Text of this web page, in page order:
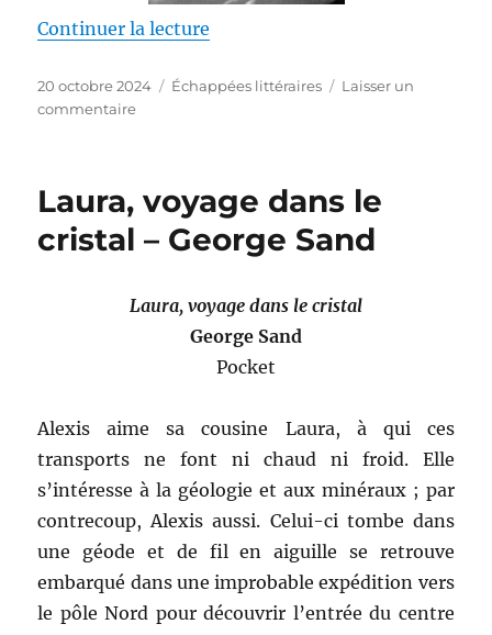
Continuer la lecture
Publié
le
20 octobre 2024 Catégories
Échappées littéraires
Laisser un
commentairesur
fessée
Jacques
Laura, voyage dans le
cristal – George Sand
Laura, voyage dans le cristal
George Sand
Pocket
Alexis aime sa cousine Laura, à qui ces
transports ne font ni chaud ni froid. Elle
s’intéresse à la géologie et aux minéraux ; par
contrecoup, Alexis aussi. Celui-ci tombe dans
une géode et de fil en aiguille se retrouve
embarqué dans une improbable expédition vers
le pôle Nord pour découvrir l’entrée du centre